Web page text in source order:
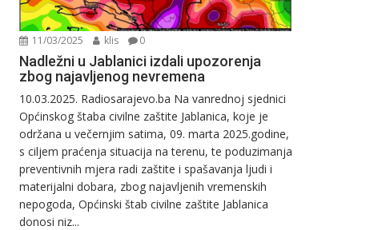
11/03/2025 klis 0
Nadležni u Jablanici izdali upozorenja
zbog najavljenog nevremena
10.03.2025. Radiosarajevo.ba Na vanrednoj sjednici
Općinskog štaba civilne zaštite Jablanica, koje je
održana u večernjim satima, 09. marta 2025.godine,
s ciljem praćenja situacija na terenu, te poduzimanja
preventivnih mjera radi zaštite i spašavanja ljudi i
materijalni dobara, zbog najavljenih vremenskih
nepogoda, Općinski štab civilne zaštite Jablanica
donosi niz...